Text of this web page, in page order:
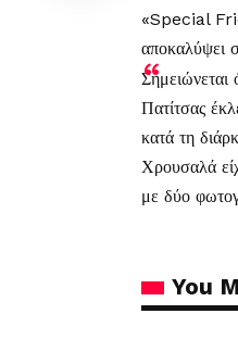
«Special
αποκαλύψει
Σημειώνεται
Πατίτσας
κατά τη
Χρουσαλά
με δύο
You